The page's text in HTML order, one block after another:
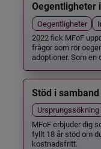
Oegentligheter
Oegentligheter
2022 fick MFoF
frågor som rör
adoptioner. Som en
Stöd i
Ursprungssökning
MFoF erbjuder dig
fyllt 18 år stöd om
kostnadsfritt.